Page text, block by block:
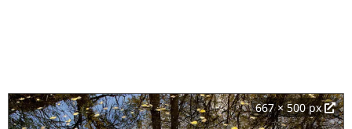
667 × 500 px